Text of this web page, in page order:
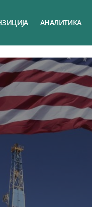
АНАЛИТИКА